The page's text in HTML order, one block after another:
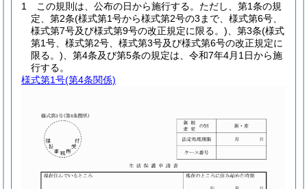
1
この規則は、公布の日から施行する。 ただし、第1条の規
定、第2条(様式第1号から様式第2号の3まで、様式第6号、
様式第7号及び様式第9号の改正規定に限る。) 、第3条(様式
第1号、様式第2号、様式第3号及び様式第6号の改正規定に
限る。) 、第4条及び第5条の規定は、令和7年4月1日から施
行する。
様式第1号(第4条関係)